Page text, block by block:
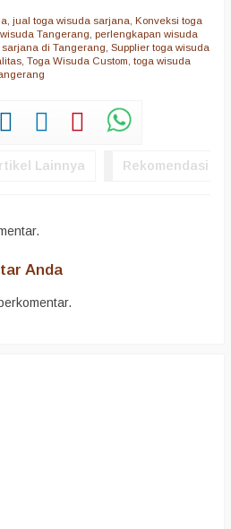
jual toga wisuda sarjana Konveksi toga
Tangerang perlengkapan wisuda
di Tangerang Supplier toga wisuda
Toga Wisuda Custom toga wisuda
Lainnya Rekomendasi
Anda